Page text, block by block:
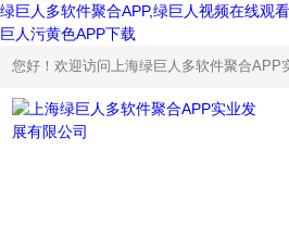
绿巨人多软件聚合APP,绿巨人视频在线观
巨人污黄色APP下载
您好！欢迎访问上海绿巨人多软件聚合APP实